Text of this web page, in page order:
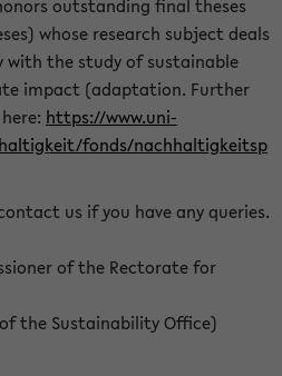
outstanding final theses
whose research subject deals
the study of sustainable
impact (adaptation. Further
https://www.uni-
fonds/nachhaltigkeitsp
us if you have any queries.
of the Rectorate for
the Sustainability Office)